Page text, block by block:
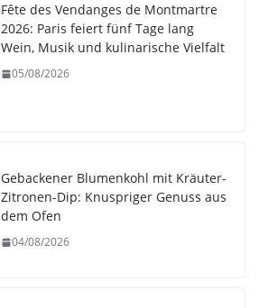
Fête des Vendanges de Montmartre
2026: Paris feiert fünf Tage lang
Wein, Musik und kulinarische Vielfalt
05/08/2026
Gebackener Blumenkohl mit Kräuter-
Zitronen-Dip: Knuspriger Genuss aus
dem Ofen
04/08/2026